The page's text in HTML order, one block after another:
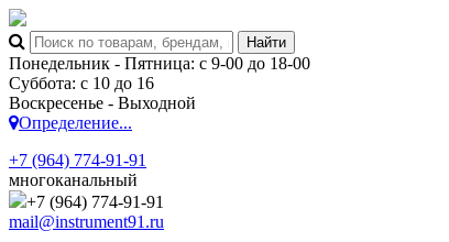
Понедельник - Пятница: с 9-00 до 18-00
Суббота: с 10 до 16
Воскресенье - Выходной
Определение...
+7 (964) 774-91-91
многоканальный
+7 (964) 774-91-91
mail@instrument91.ru